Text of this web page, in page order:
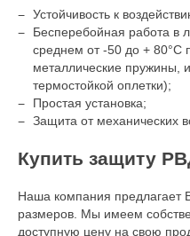
Устойчивость к
Бесперебойная работа в
среднем от -50 до + 80°С
металлические пружины,
термостойкой оплетки);
Простая установка;
Защита от механических
Купить защиту
Наша компания предлагает
размеров. Мы имеем
доступную цену на свою